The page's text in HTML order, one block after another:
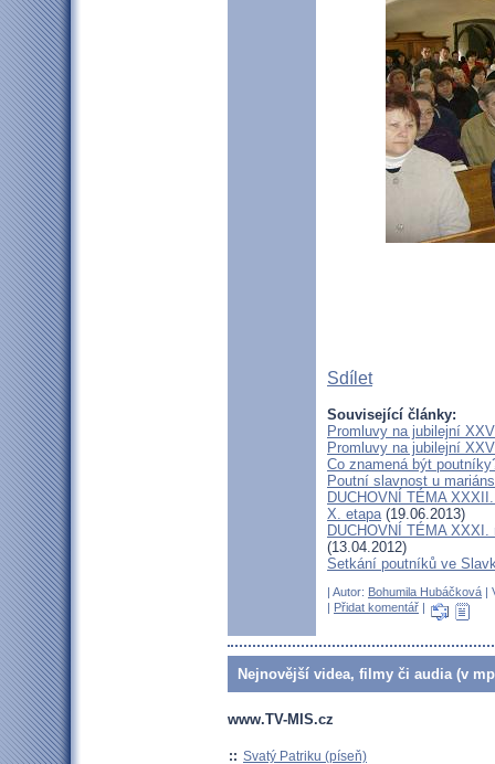
Sdílet
Související články:
Promluvy na jubilejní
Promluvy na jubilejní
Co znamená být
Poutní slavnost u
DUCHOVNÍ TÉMA
X. etapa(19.06.2013)
DUCHOVNÍ TÉMA
(13.04.2012)
Setkání poutníků ve
| Autor: Bohumila Hubáčková |
| Přidat komentář |
Nejnovější videa, filmy či audia (v
www.TV-MIS.cz
:: Svatý Patriku (píseň)